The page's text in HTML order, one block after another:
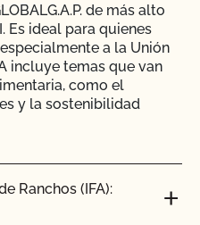
de más alto
Es ideal para quienes
a la Unión
incluye temas que van
como el
y la sostenibilidad
Ranchos (IFA):